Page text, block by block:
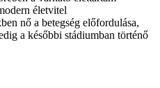
életvitel
nő a betegség előfordulása,
a későbbi stádiumban történő